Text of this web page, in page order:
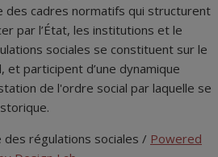
des cadres normatifs qui structurent
par l’État, les institutions et le
sociales se constituent sur le
participent d’une dynamique
de l'ordre social par laquelle se
régulations sociales / Powered